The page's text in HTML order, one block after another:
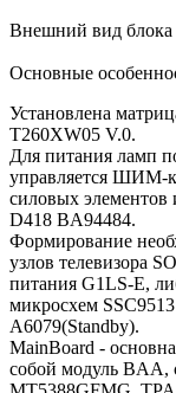
Внешний вид блока
Основные
Установлена
T260XW05 V.0.
Для питания ламп
управляется ШИМ-
силовых
D418 BA94484.
Формирование
узлов телевизора
питания G1LS-E,
микросхем
A6079(Standby).
MainBoard -
собой модуль BAA,